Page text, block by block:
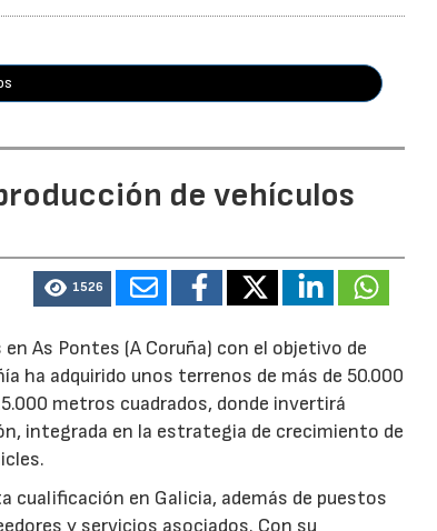
de vehículos
1526
As Pontes (A Coruña) con el objetivo de
ha adquirido unos terrenos de más de 50.000
metros cuadrados, donde invertirá
integrada en la estrategia de crecimiento de
cualificación en Galicia, además de puestos